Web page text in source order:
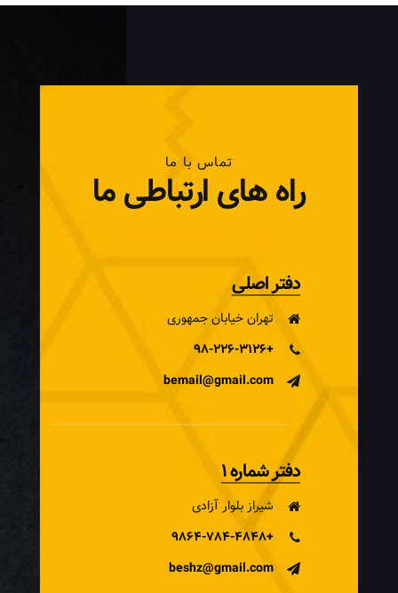
تماس با ما
راه های ارتباطی ما
دفتر اصلی
تهران خیابان جمهوری
+98-226-3126
bemail@gmail.com
دفتر شماره 1
شیراز بلوار آزادی
+9864-784-4848
beshz@gmail.com